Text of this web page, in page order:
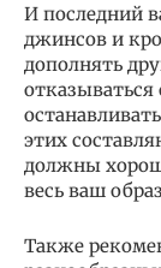
И последний
джинсов и
дополнять
этих
должны
весь ваш
Также